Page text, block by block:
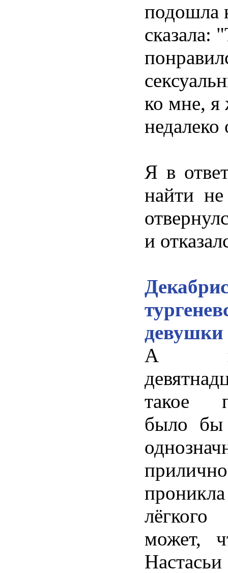
подошла
сказала:
ко мне, я
Я в
найти
и
девушки
А
такое
было бы
лёгкого
может,
Настасьи